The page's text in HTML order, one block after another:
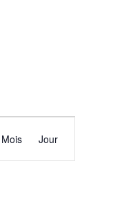
de
vues
Mois Jour